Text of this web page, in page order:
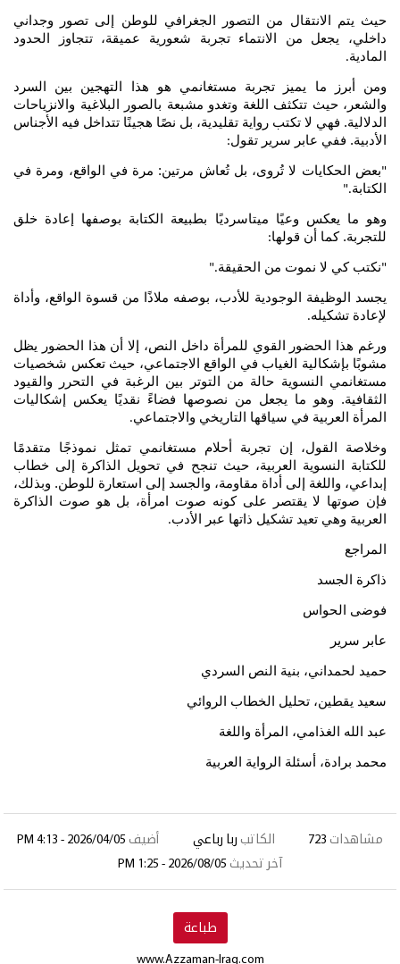
حيث يتم الانتقال من التصور الجغرافي للوطن إلى تصور وجداني
داخلي، يجعل من الانتماء تجربة شعورية عميقة، تتجاوز الحدود
المادية.
ومن أبرز ما يميز تجربة مستغانمي هو هذا التهجين بين السرد
والشعر، حيث تتكثف اللغة وتغدو مشبعة بالصور البلاغية والانزياحات
الدلالية. فهي لا تكتب رواية تقليدية، بل نصًا هجينًا تتداخل فيه الأجناس
الأدبية. ففي عابر سرير تقول:
"بعض الحكايات لا تُروى، بل تُعاش مرتين: مرة في الواقع، ومرة في
الكتابة."
وهو ما يعكس وعيًا ميتاسرديًا بطبيعة الكتابة بوصفها إعادة خلق
للتجربة. كما أن قولها:
"نكتب كي لا نموت من الحقيقة."
يجسد الوظيفة الوجودية للأدب، بوصفه ملاذًا من قسوة الواقع، وأداة
لإعادة تشكيله.
ورغم هذا الحضور القوي للمرأة داخل النص، إلا أن هذا الحضور يظل
مشوبًا بإشكالية الغياب في الواقع الاجتماعي، حيث تعكس شخصيات
مستغانمي النسوية حالة من التوتر بين الرغبة في التحرر والقيود
الثقافية. وهو ما يجعل من نصوصها فضاءً نقديًا يعكس إشكاليات
المرأة العربية في سياقها التاريخي والاجتماعي.
وخلاصة القول، إن تجربة أحلام مستغانمي تمثل نموذجًا متقدمًا
للكتابة النسوية العربية، حيث تنجح في تحويل الذاكرة إلى خطاب
إبداعي، واللغة إلى أداة مقاومة، والجسد إلى استعارة للوطن. وبذلك،
فإن صوتها لا يقتصر على كونه صوت امرأة، بل هو صوت الذاكرة
العربية وهي تعيد تشكيل ذاتها عبر الأدب.
المراجع
ذاكرة الجسد
فوضى الحواس
عابر سرير
حميد لحمداني، بنية النص السردي
سعيد يقطين، تحليل الخطاب الروائي
عبد الله الغذامي، المرأة واللغة
محمد برادة، أسئلة الرواية العربية
مشاهدات 723 الكاتب ربا رباعي أضيف 2026/04/05 - 4:13 PM
آخر تحديث 2026/08/05 - 1:25 PM
طباعة
www.Azzaman-Iraq.com